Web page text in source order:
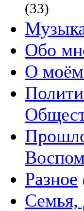
(33)
Обо
О моём
Разное